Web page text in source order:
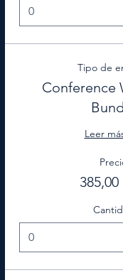
Tipo de
Conference
Leer
385,00